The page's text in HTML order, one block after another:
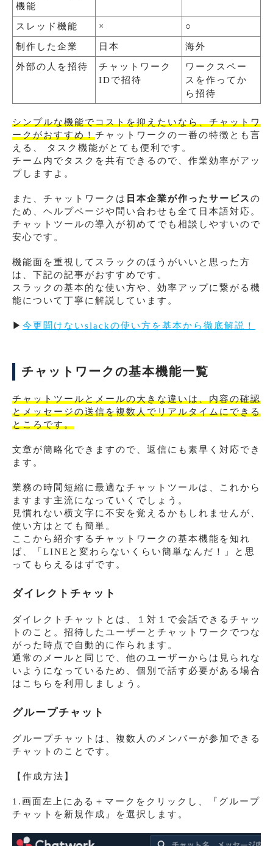
機能
スレッド機能 × ○
制作した企業 日本 海外
外部の人を招待
チャットワーク
IDで招待
ワークスペー
スを作ってか
ら招待
シンプルな機能でコストを抑えたいなら、チャットワ
ークがおすすめ！チャットワークの一番の特徴とも言
える、 タスク機能がとても便利です。
チーム内でタスクを共有できるので、作業効率がアッ
プしますよ。
また、チャットワークは 日本企業が作ったサービスの
ため、ヘルプページや問い合わせも全て日本語対応。
チャットツールの導入が初めてでも相談しやすいので
安心です。
機能面を重視してスラックのほうがいいと思った方
は、下記の記事がおすすめです。
スラックの基本的な使い方や、効率アップに繋がる機
能について丁寧に解説しています。
▶︎ 今更聞けないslackの使い方を基本から徹底解説！
チャットワークの基本機能一覧
チャットツールとメールの大きな違いは、内容の確認
とメッセージの送信を複数人でリアルタイムにできる
ところです。
文章が簡略化できますので、返信にも素早く対応でき
ます。
業務の時間短縮に最適なチャットツールは、これから
ますます主流になっていくでしょう。
見慣れない横文字に不安を覚えるかもしれませんが、
使い方はとても簡単。
ここから紹介するチャットワークの基本機能を知れ
ば、「LINEと変わらないくらい簡単なんだ！」と思
ってもらえるはずです。
ダイレクトチャット
ダイレクトチャットとは、１対１で会話できるチャッ
トのこと。招待したユーザーとチャットワークでつな
がった時点で自動的に作られます。
通常のメールと同じで、他のユーザーからは見られな
いようになっているため、個別で話す必要がある場合
はこちらを利用しましょう。
グループチャット
グループチャットは、複数人のメンバーが参加できる
チャットのことです。
【作成方法】
1.画面左上にある＋マークをクリックし、『グループ
チャットを新規作成』を選択します。